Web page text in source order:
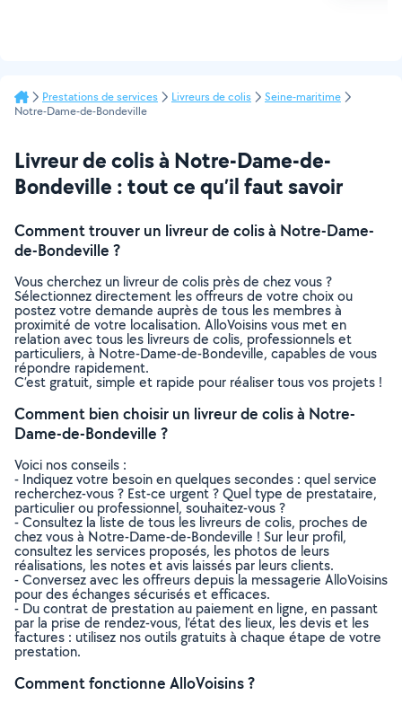
Prestations de services Livreurs de colis
Seine-maritime
Notre-Dame-de-Bondeville
Livreur de colis à Notre-Dame-de-
Bondeville : tout ce qu’il faut savoir
Comment trouver un livreur de colis à Notre-Dame-
de-Bondeville ?
Vous cherchez un livreur de colis près de chez vous ?
Sélectionnez directement les offreurs de votre choix ou
postez votre demande auprès de tous les membres à
proximité de votre localisation. AlloVoisins vous met en
relation avec tous les livreurs de colis, professionnels et
particuliers, à Notre-Dame-de-Bondeville, capables de vous
répondre rapidement.
C’est gratuit, simple et rapide pour réaliser tous vos projets !
Comment bien choisir un livreur de colis à Notre-
Dame-de-Bondeville ?
Voici nos conseils :
- Indiquez votre besoin en quelques secondes : quel service
recherchez-vous ? Est-ce urgent ? Quel type de prestataire,
particulier ou professionnel, souhaitez-vous ?
- Consultez la liste de tous les livreurs de colis, proches de
chez vous à Notre-Dame-de-Bondeville ! Sur leur profil,
consultez les services proposés, les photos de leurs
réalisations, les notes et avis laissés par leurs clients.
- Conversez avec les offreurs depuis la messagerie AlloVoisins
pour des échanges sécurisés et efficaces.
- Du contrat de prestation au paiement en ligne, en passant
par la prise de rendez-vous, l’état des lieux, les devis et les
factures : utilisez nos outils gratuits à chaque étape de votre
prestation.
Comment fonctionne AlloVoisins ?